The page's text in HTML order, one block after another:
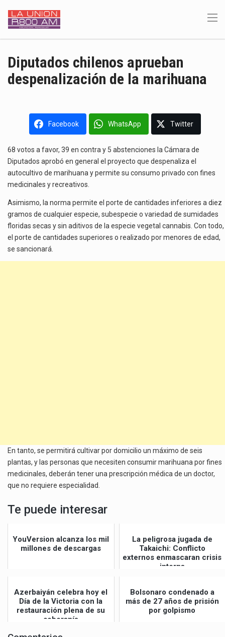
Diputados chilenos aprueban
despenalización de la marihuana
Facebook WhatsApp Twitter
68 votos a favor, 39 en contra y 5 abstenciones la Cámara de
Diputados aprobó en general el proyecto que despenaliza el
autocultivo de marihuana y permite su consumo privado con fines
medicinales y recreativos.
Asimismo, la norma permite el porte de cantidades inferiores a diez
gramos de cualquier especie, subespecie o variedad de sumidades
floridas secas y sin aditivos de la especie vegetal cannabis. Con todo,
el porte de cantidades superiores o realizado por menores de edad,
se sancionará.
En tanto, se permitirá cultivar por domicilio un máximo de seis
plantas, y las personas que necesiten consumir marihuana por fines
medicinales, deberán tener una prescripción médica de un doctor,
que no requiere especialidad.
Te puede interesar
YouVersion alcanza los mil
millones de descargas
La peligrosa jugada de
Takaichi: Conflicto
externos enmascaran crisis
interna
Azerbaiyán celebra hoy el
Día de la Victoria con la
restauración plena de su
soberanía
Bolsonaro condenado a
más de 27 años de prisión
por golpismo